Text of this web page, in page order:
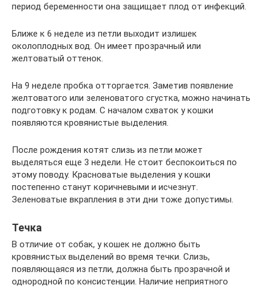
период беременности она защищает плод от инфекций.
Ближе к 6 неделе из петли выходит излишек
околоплодных вод. Он имеет прозрачный или
желтоватый оттенок.
На 9 неделе пробка отторгается. Заметив появление
желтоватого или зеленоватого сгустка, можно начинать
подготовку к родам. С началом схваток у кошки
появляются кровянистые выделения.
После рождения котят слизь из петли может
выделяться еще 3 недели. Не стоит беспокоиться по
этому поводу. Красноватые выделения у кошки
постепенно станут коричневыми и исчезнут.
Зеленоватые вкрапления в эти дни тоже допустимы.
Течка
В отличие от собак, у кошек не должно быть
кровянистых выделений во время течки. Слизь,
появляющаяся из петли, должна быть прозрачной и
однородной по консистенции. Наличие неприятного